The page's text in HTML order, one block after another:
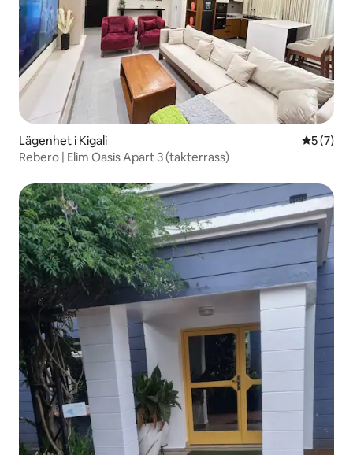
Lägenhet i Kigali 5 av 5 i
5 (7)
Rebero | Elim Oasis Apart 3 (takterrass)